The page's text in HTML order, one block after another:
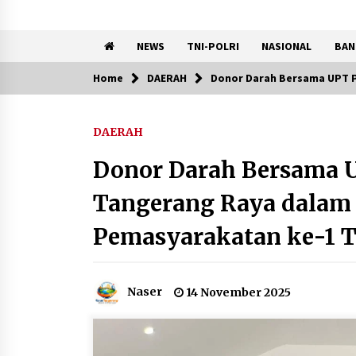
NEWS TNI-POLRI NASIONAL
Trending Now
Konsolidasi Internal Jelang
8 Agustus 2026
Kemenkum Malut Perkuat
Penyusunan Produk Hukum
Home DAERAH Donor Darah Bersama
DAERAH
Donor Darah Bersama
Tangerang Raya
Pemasyarakatan ke-1
Naser 14 November 2025